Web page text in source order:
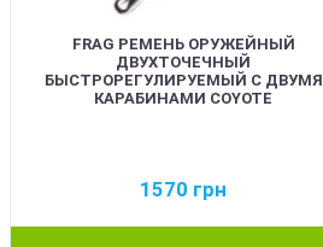
FRAG РЕМЕНЬ ОРУЖЕЙНЫЙ
ДВУХТОЧЕЧНЫЙ
БЫСТРОРЕГУЛИРУЕМЫЙ С ДВУМЯ
КАРАБИНАМИ COYOTE
1570 грн